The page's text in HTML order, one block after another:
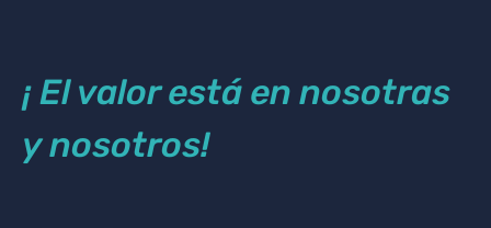
¡ El valor está en nosotras
y nosotros!